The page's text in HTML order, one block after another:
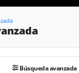
Búsqueda avanzada